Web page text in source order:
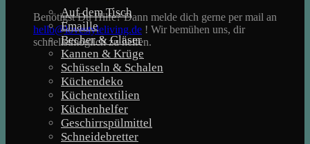
Benötigst Du Hilfe? Dann melde dich gerne per mail an
hello@lovestyleliving.de ! Wir bemühen uns, dir
schnellstmöglich zu helfen.
Auf dem Tisch
Emaille
Becher & Gläser
Kannen & Krüge
Schüsseln & Schalen
Küchendeko
Küchentextilien
Küchenhelfer
Geschirrspülmittel
Schneidebretter